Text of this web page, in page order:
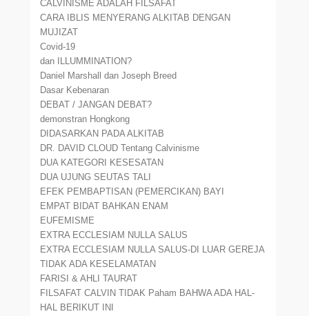
CALVINISME ADALAH FILSAFAT
CARA IBLIS MENYERANG ALKITAB DENGAN
MUJIZAT
Covid-19
dan ILLUMMINATION?
Daniel Marshall dan Joseph Breed
Dasar Kebenaran
DEBAT / JANGAN DEBAT?
demonstran Hongkong
DIDASARKAN PADA ALKITAB
DR. DAVID CLOUD Tentang Calvinisme
DUA KATEGORI KESESATAN
DUA UJUNG SEUTAS TALI
EFEK PEMBAPTISAN (PEMERCIKAN) BAYI
EMPAT BIDAT BAHKAN ENAM
EUFEMISME
EXTRA ECCLESIAM NULLA SALUS
EXTRA ECCLESIAM NULLA SALUS-DI LUAR GEREJA
TIDAK ADA KESELAMATAN
FARISI & AHLI TAURAT
FILSAFAT CALVIN TIDAK Paham BAHWA ADA HAL-
HAL BERIKUT INI